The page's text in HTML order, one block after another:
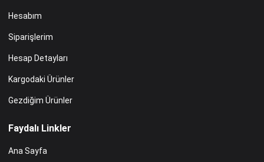
Hesabım
Siparişlerim
Hesap Detayları
Kargodaki Ürünler
Gezdiğim Ürünler
Faydalı Linkler
Ana Sayfa